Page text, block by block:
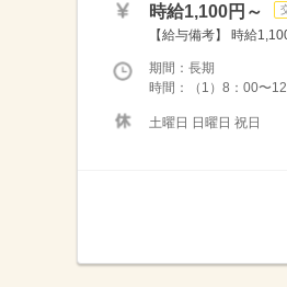
時給1,100円～
【給与備考】 時給
期間：長期
時間：（1）8：00〜
土曜日 日曜日 祝日